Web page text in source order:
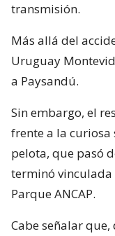
transmisión.
Más allá del
Uruguay
a Paysandú.
Sin embargo, el
frente a la
pelota, que pasó
terminó vinculada
Parque ANCAP.
Cabe señalar